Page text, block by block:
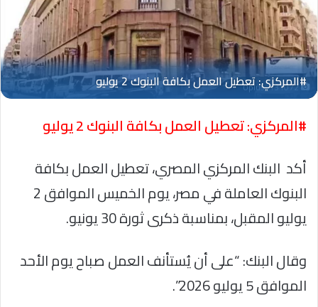
Oplus_131072
#المركزي: تعطيل العمل بكافة البنوك 2 يوليو
أكد البنك المركزي المصري، تعطيل العمل بكافة
البنوك العاملة في مصر، يوم الخميس الموافق 2
يوليو المقبل، بمناسبة ذكرى ثورة 30 يونيو.
وقال البنك: “على أن يُستأنف العمل صباح يوم الأحد
الموافق 5 يوليو 2026”.